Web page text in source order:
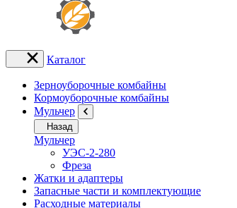
Каталог
Зерноуборочные комбайны
Кормоуборочные комбайны
Мульчер
Назад
Мульчер
УЭС-2-280
Фреза
Жатки и адаптеры
Запасные части и комплектующие
Расходные материалы